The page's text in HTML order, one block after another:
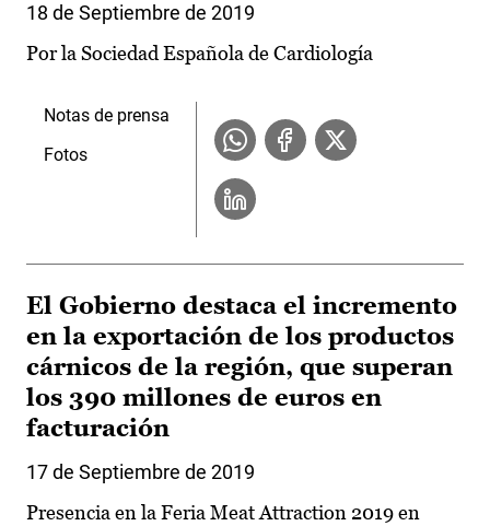
18 de Septiembre de 2019
Por la Sociedad Española de Cardiología
Notas de prensa
Fotos
El Gobierno destaca el incremento
en la exportación de los productos
cárnicos de la región, que superan
los 390 millones de euros en
facturación
17 de Septiembre de 2019
Presencia en la Feria Meat Attraction 2019 en